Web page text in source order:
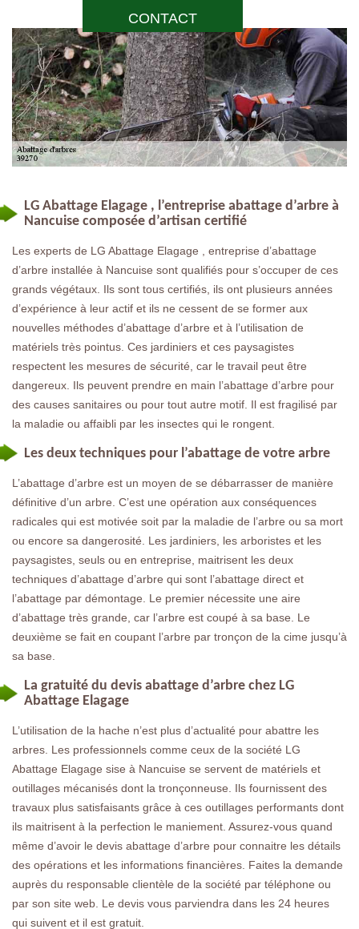
CONTACT
LG Abattage Elagage , l’entreprise abattage d’arbre à
Nancuise composée d’artisan certifié
Les experts de LG Abattage Elagage , entreprise d’abattage
d’arbre installée à Nancuise sont qualifiés pour s’occuper de ces
grands végétaux. Ils sont tous certifiés, ils ont plusieurs années
d’expérience à leur actif et ils ne cessent de se former aux
nouvelles méthodes d’abattage d’arbre et à l’utilisation de
matériels très pointus. Ces jardiniers et ces paysagistes
respectent les mesures de sécurité, car le travail peut être
dangereux. Ils peuvent prendre en main l’abattage d’arbre pour
des causes sanitaires ou pour tout autre motif. Il est fragilisé par
la maladie ou affaibli par les insectes qui le rongent.
Les deux techniques pour l’abattage de votre arbre
L’abattage d’arbre est un moyen de se débarrasser de manière
définitive d’un arbre. C’est une opération aux conséquences
radicales qui est motivée soit par la maladie de l’arbre ou sa mort
ou encore sa dangerosité. Les jardiniers, les arboristes et les
paysagistes, seuls ou en entreprise, maitrisent les deux
techniques d’abattage d’arbre qui sont l’abattage direct et
l’abattage par démontage. Le premier nécessite une aire
d’abattage très grande, car l’arbre est coupé à sa base. Le
deuxième se fait en coupant l’arbre par tronçon de la cime jusqu’à
sa base.
La gratuité du devis abattage d’arbre chez LG
Abattage Elagage
L’utilisation de la hache n’est plus d’actualité pour abattre les
arbres. Les professionnels comme ceux de la société LG
Abattage Elagage sise à Nancuise se servent de matériels et
outillages mécanisés dont la tronçonneuse. Ils fournissent des
travaux plus satisfaisants grâce à ces outillages performants dont
ils maitrisent à la perfection le maniement. Assurez-vous quand
même d’avoir le devis abattage d’arbre pour connaitre les détails
des opérations et les informations financières. Faites la demande
auprès du responsable clientèle de la société par téléphone ou
par son site web. Le devis vous parviendra dans les 24 heures
qui suivent et il est gratuit.